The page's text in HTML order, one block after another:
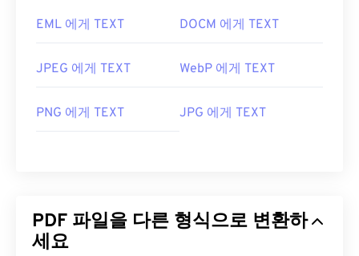
도 있지만, 온라인에서 PDF 링크를 클릭하면 자동으
기능을 원하신다면
SumatraPDF 나MuPDF를
개발자: ISO
https://acrobat.adobe.com/us/en/why-
adobe/about-adobe-pdf.html
EML 에게 TEXT DOCM 에게 TEXT
JPEG 에게 TEXT WebP 에게 TEXT
PNG 에게 TEXT JPG 에게 TEXT
PDF 파일을 다른 형식으로 변환하
세요